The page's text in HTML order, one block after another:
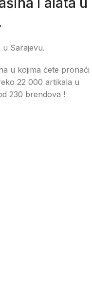
u Sarajevu.
u kojima ćete pronaći
22 000 artikala u
230 brendova !